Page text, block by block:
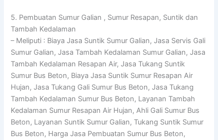
5. Pembuatan Sumur Galian , Sumur Resapan, Suntik dan
Tambah Kedalaman
– Meliputi : Biaya Jasa Suntik Sumur Galian, Jasa Servis Gali
Sumur Galian, Jasa Tambah Kedalaman Sumur Galian, Jasa
Tambah Kedalaman Resapan Air, Jasa Tukang Suntik
Sumur Bus Beton, Biaya Jasa Suntik Sumur Resapan Air
Hujan, Jasa Tukang Gali Sumur Bus Beton, Jasa Tukang
Tambah Kedalaman Sumur Bus Beton, Layanan Tambah
Kedalaman Sumur Resapan Air Hujan, Ahli Gali Sumur Bus
Beton, Layanan Suntik Sumur Galian, Tukang Suntik Sumur
Bus Beton, Harga Jasa Pembuatan Sumur Bus Beton,